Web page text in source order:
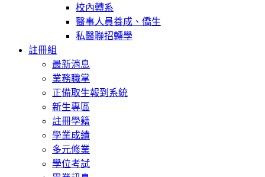
校內轉系
醫事人員養成、僑生
私醫聯招轉學
註冊組
最新消息
業務職掌
正備取生報到系統
新生專區
註冊學籍
學業成績
多元修業
學位考試